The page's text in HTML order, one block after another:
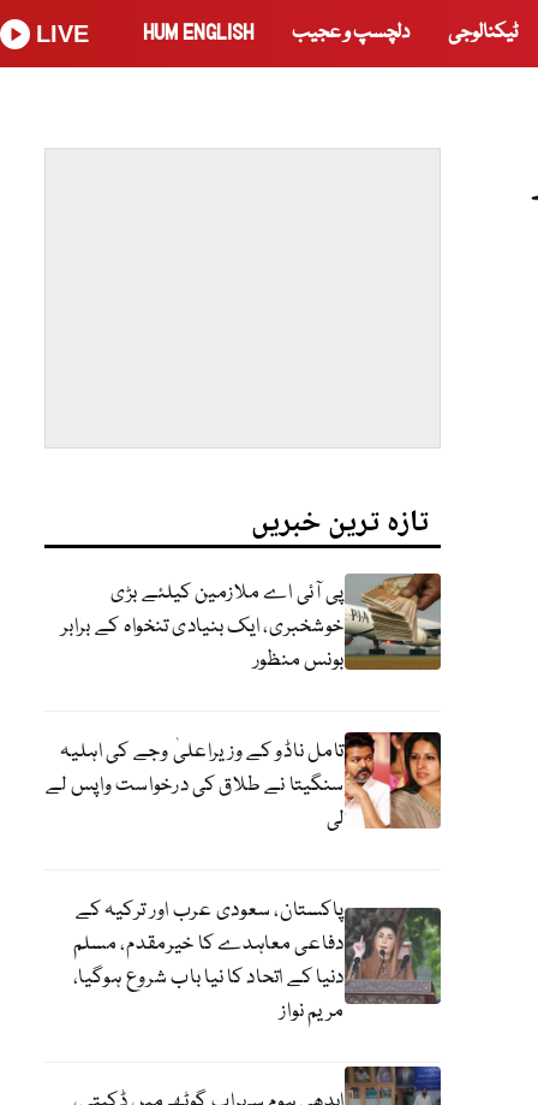
ٹیکنالوجی دلچسپ و عجیب HUM ENGLISH
LIVE
تازہ ترین خبریں
پی آئی اے ملازمین کیلئے بڑی
خوشخبری، ایک بنیادی تنخواہ کے برابر
بونس منظور
تامل ناڈو کے وزیراعلیٰ وجے کی اہلیہ
سنگیتا نے طلاق کی درخواست واپس لے
لی
پاکستان، سعودی عرب اور ترکیہ کے
دفاعی معاہدے کا خیرمقدم، مسلم
دنیا کے اتحاد کا نیا باب شروع ہوگیا،
مریم نواز